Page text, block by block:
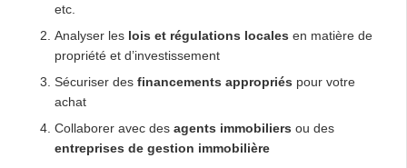
etc.
Analyser les lois et régulations locales en matière de
propriété et d’investissement
Sécuriser des financements appropriés pour votre
achat
Collaborer avec des agents immobiliers ou des
entreprises de gestion immobilière